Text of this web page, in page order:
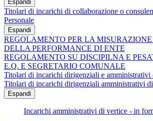
Espandi
Titolari di incarichi di collaborazione o
Personale
Espandi
REGOLAMENTO PER LA
DELLA PERFORMANCE DI ENTE
REGOLAMENTO SU DISCIPILNA E
E.Q. E SEGRETARIO COMUNALE
Titolari di incarichi dirigenziali e amministrativi
Titolari di incarichi dirigenziali amministrativi
Espandi
Incarichi amministrativi di vertice - in